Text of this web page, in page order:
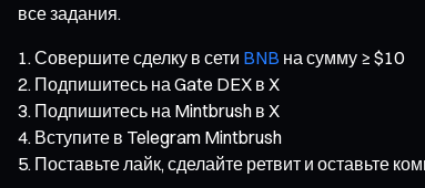
все задания.
Совершите сделку в сети BNB на сумму ≥ $10
Подпишитесь на Gate DEX в X
Подпишитесь на Mintbrush в X
Вступите в Telegram Mintbrush
Поставьте лайк, сделайте ретвит и оставьте